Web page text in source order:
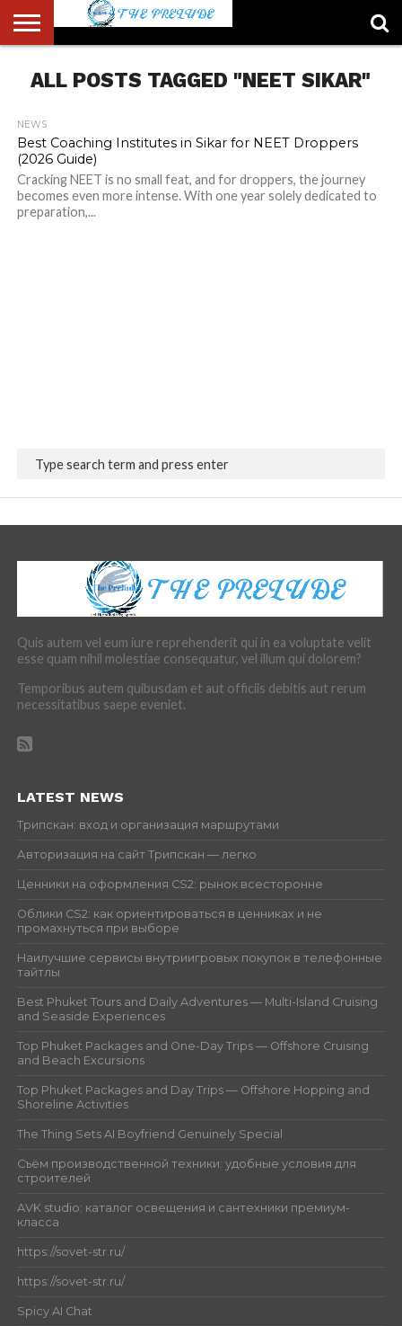
US
ACCOUNT
AUTHORS
LIST
FULL-
WIDTH
HOME
LATEST
NEWS
LOGIN
LOGOUT
MEMBERS
PASSWORD
RESET
REGISTER
SAMPLE
PAGE
TYPOGRAPHY
USER
ALL POSTS TAGGED "NEET SIKAR"
NEWS
Best Coaching Institutes in Sikar for NEET Droppers
(2026 Guide)
Cracking NEET is no small feat, and for droppers, the journey
becomes even more intense. With one year solely dedicated to
preparation,...
Quis autem vel eum iure reprehenderit qui in ea voluptate velit
esse quam nihil molestiae consequatur, vel illum qui dolorem?
Temporibus autem quibusdam et aut officiis debitis aut rerum
necessitatibus saepe eveniet.
LATEST NEWS
Трипскан: вход и организация маршрутами
Авторизация на сайт Трипскан — легко
Ценники на оформления CS2: рынок всесторонне
Облики CS2: как ориентироваться в ценниках и не
промахнуться при выборе
Наилучшие сервисы внутриигровых покупок в телефонные
тайтлы
Best Phuket Tours and Daily Adventures — Multi-Island Cruising
and Seaside Experiences
Top Phuket Packages and One-Day Trips — Offshore Cruising
and Beach Excursions
Top Phuket Packages and Day Trips — Offshore Hopping and
Shoreline Activities
The Thing Sets AI Boyfriend Genuinely Special
Съём производственной техники: удобные условия для
строителей
AVK studio: каталог освещения и сантехники премиум-
класса
https://sovet-str.ru/
https://sovet-str.ru/
Spicy AI Chat